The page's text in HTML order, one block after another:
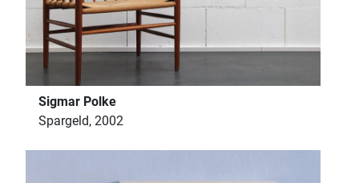
Sigmar Polke
Spargeld, 2002